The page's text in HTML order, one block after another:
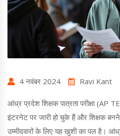
4 नवंबर 2024 Ravi Kant
आंध्र प्रदेश शिक्षक पात्रता परीक्षा (AP
इंटरनेट पर जारी हो चुके हैं और शिक्षक
उम्मीदवारों के लिए यह खुशी का पल है।